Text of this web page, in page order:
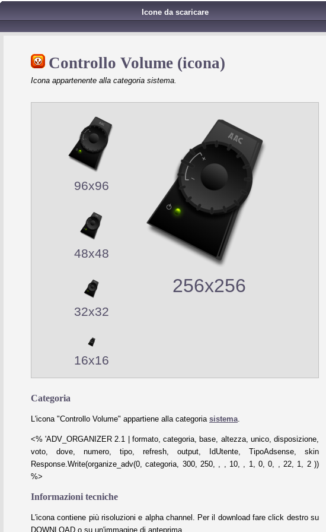
Icone da scaricare
Controllo Volume (icona)
Icona appartenente alla categoria sistema.
96x96
48x48
32x32
16x16
256x256
Categoria
L'icona "Controllo Volume" appartiene alla categoria sistema
<% 'ADV_ORGANIZER 2.1 | formato, categoria, base, altezza, unico, disposizione,
voto, dove, numero, tipo, refresh, output, IdUtente, TipoAdsense, skin
Response.Write(organize_adv(0, categoria, 300, 250, , , 10, , 1, 0, 0, , 22, 1, 2 ))
%>
Informazioni tecniche
L'icona contiene più risoluzioni e alpha channel. Per il download fare click destro su
DOWNLOAD o su un'immagine di anteprima.